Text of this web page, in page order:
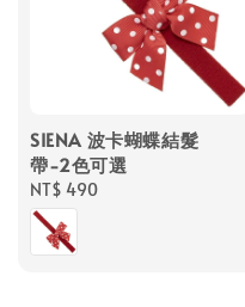
SIENA 波卡蝴蝶結髮
帶-2色可選
Regular
price
NT$ 490